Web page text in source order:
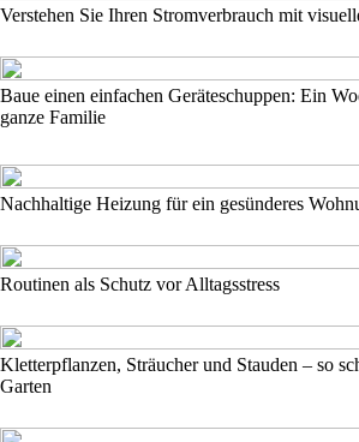
Verstehen Sie Ihren Stromverbrauch mit
Baue einen einfachen Geräteschuppen: Ein
ganze Familie
Nachhaltige Heizung für ein gesünderes
Routinen als Schutz vor Alltagsstress
Kletterpflanzen, Sträucher und Stauden – so
Garten